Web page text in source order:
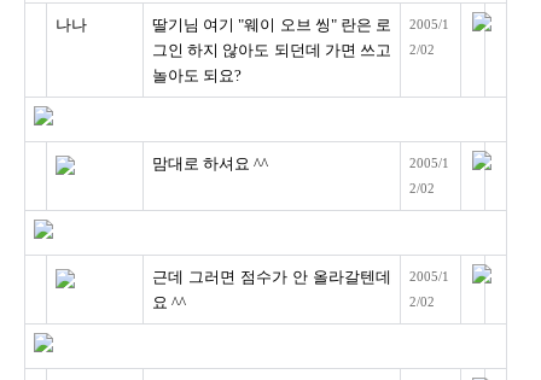
나나
딸기님 여기 "웨이 오브 씽" 란은 로
그인 하지 않아도 되던데 가면 쓰고
놀아도 되요?
2005/1
2/02
맘대로 하셔요 ^^
2005/1
2/02
근데 그러면 점수가 안 올라갈텐데
요 ^^
2005/1
2/02